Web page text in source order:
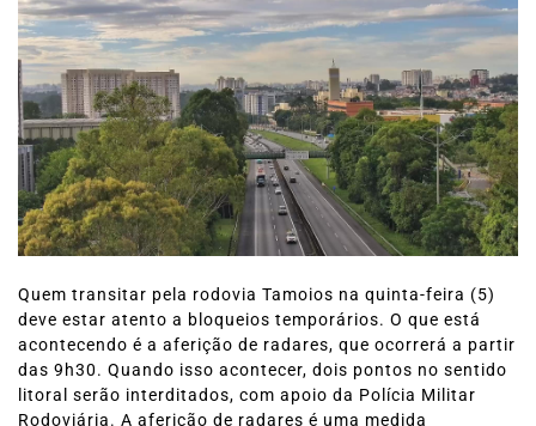
Quem transitar pela rodovia Tamoios na quinta-feira (5)
deve estar atento a bloqueios temporários. O que está
acontecendo é a aferição de radares, que ocorrerá a partir
das 9h30. Quando isso acontecer, dois pontos no sentido
litoral serão interditados, com apoio da Polícia Militar
Rodoviária. A aferição de radares é uma medida